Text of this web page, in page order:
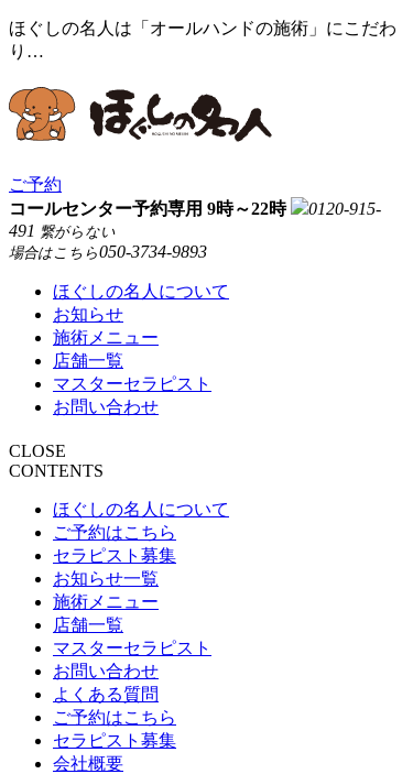
ほぐしの名人は「オールハンドの施術」にこだわ
り…
ご予約
コールセンター予約専用 9時～22時
0120-915-
491 繋がらない
場合はこちら050-3734-9893
ほぐしの名人について
お知らせ
施術メニュー
店舗一覧
マスターセラピスト
お問い合わせ
CLOSE
CONTENTS
ほぐしの名人について
ご予約はこちら
セラピスト募集
お知らせ一覧
施術メニュー
店舗一覧
マスターセラピスト
お問い合わせ
よくある質問
ご予約はこちら
セラピスト募集
会社概要